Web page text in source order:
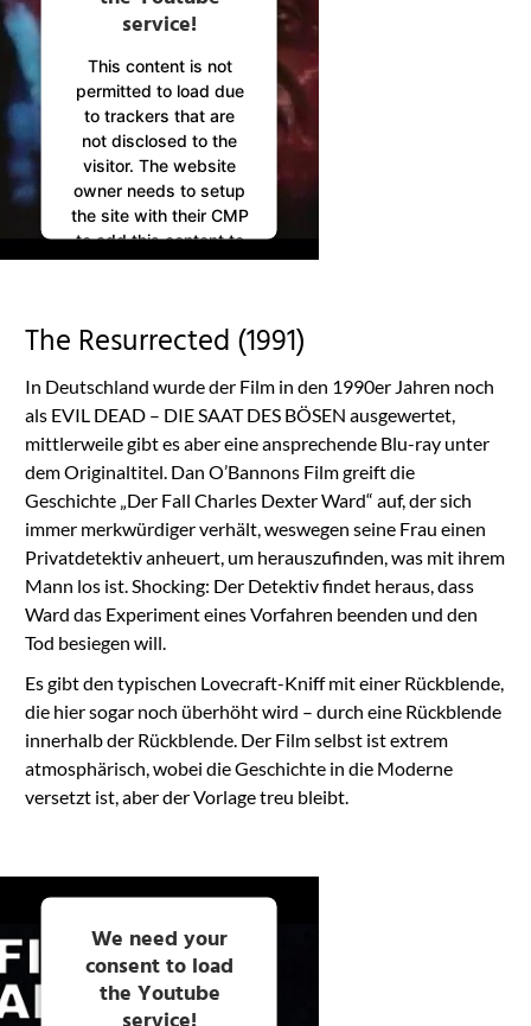
service!
This content is not
permitted to load due
to trackers that are
not disclosed to the
visitor. The website
owner needs to setup
the site with their CMP
to add this content to
the list of technologies
Usercentrics Consent
Platform
The Resurrected (1991)
In Deutschland wurde der Film in den 1990er Jahren noch
als EVIL DEAD – DIE SAAT DES BÖSEN ausgewertet,
mittlerweile gibt es aber eine ansprechende Blu-ray unter
dem Originaltitel. Dan O’Bannons Film greift die
Geschichte „Der Fall Charles Dexter Ward“ auf, der sich
immer merkwürdiger verhält, weswegen seine Frau einen
Privatdetektiv anheuert, um herauszufinden, was mit ihrem
Mann los ist. Shocking: Der Detektiv findet heraus, dass
Ward das Experiment eines Vorfahren beenden und den
Tod besiegen will.
Es gibt den typischen Lovecraft-Kniff mit einer Rückblende,
die hier sogar noch überhöht wird – durch eine Rückblende
innerhalb der Rückblende. Der Film selbst ist extrem
atmosphärisch, wobei die Geschichte in die Moderne
versetzt ist, aber der Vorlage treu bleibt.
We need your
consent to load
the Youtube